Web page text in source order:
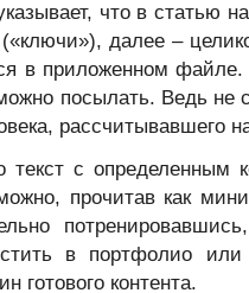
что в статью
далее –
в приложенном файле.
посылать. Ведь не
рассчитывавшего
текст с определенным
прочитав как
в портфолио
готового контента.